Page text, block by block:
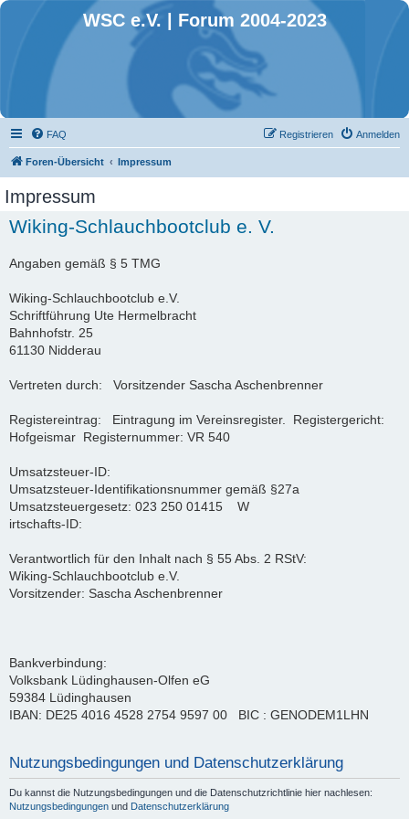
WSC e.V. | Forum 2004-2023
FAQ Anmelden
Registrieren
Foren-Übersicht Impressum
Impressum
Wiking-Schlauchbootclub e. V.
Angaben gemäß § 5 TMG
Wiking-Schlauchbootclub e.V.
Schriftführung Ute Hermelbracht
Bahnhofstr. 25
61130 Nidderau
Vertreten durch: Vorsitzender Sascha Aschenbrenner
Registereintrag: Eintragung im Vereinsregister. Registergericht:
Hofgeismar Registernummer: VR 540
Umsatzsteuer-ID:
Umsatzsteuer-Identifikationsnummer gemäß §27a
Umsatzsteuergesetz: 023 250 01415 W
irtschafts-ID:
Verantwortlich für den Inhalt nach § 55 Abs. 2 RStV:
Wiking-Schlauchbootclub e.V.
Vorsitzender: Sascha Aschenbrenner
Bankverbindung:
Volksbank Lüdinghausen-Olfen eG
59384 Lüdinghausen
IBAN: DE25 4016 4528 2754 9597 00 BIC : GENODEM1LHN
Nutzungsbedingungen und Datenschutzerklärung
Du kannst die Nutzungsbedingungen und die Datenschutzrichtlinie hier nachlesen:
Nutzungsbedingungen und Datenschutzerklärung